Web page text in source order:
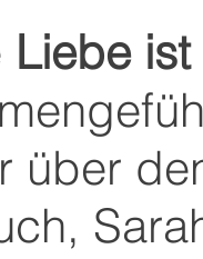
Liebe ist
über